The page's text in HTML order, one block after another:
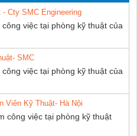
Cty SMC Engineering
việc tại phòng kỹ thuật của
SMC
việc tại phòng kỹ thuật của
Viên Kỹ Thuật- Hà Nội
công việc tại phòng kỹ thuật